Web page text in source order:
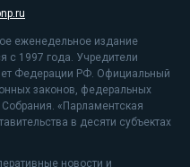
еженедельное издание
с 1997 года. Учредители
Федерации РФ. Официальный
законов, федеральных
«Парламентская
в десяти субъектах
новости и